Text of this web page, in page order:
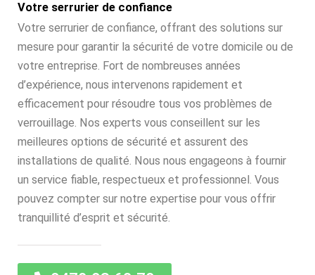
Votre serrurier de confiance
Votre serrurier de confiance, offrant des solutions sur
mesure pour garantir la sécurité de votre domicile ou de
votre entreprise. Fort de nombreuses années
d’expérience, nous intervenons rapidement et
efficacement pour résoudre tous vos problèmes de
verrouillage. Nos experts vous conseillent sur les
meilleures options de sécurité et assurent des
installations de qualité. Nous nous engageons à fournir
un service fiable, respectueux et professionnel. Vous
pouvez compter sur notre expertise pour vous offrir
tranquillité d’esprit et sécurité.